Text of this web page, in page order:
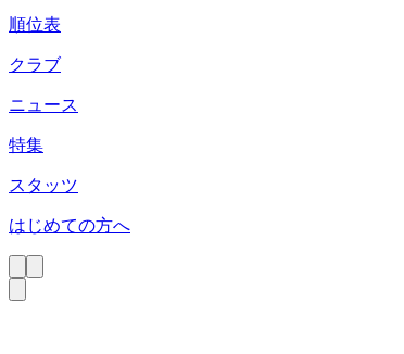
順位表
クラブ
ニュース
特集
スタッツ
はじめての方へ